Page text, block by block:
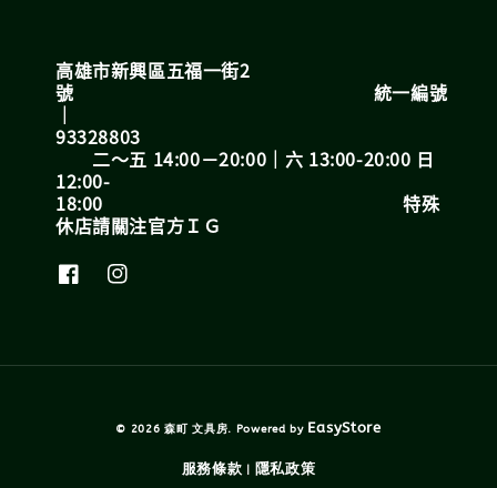
高雄市新興區五福一街2
號 統一編號
｜
93328803
二～五 14:00－20:00｜六 13:00-20:00 日
12:00-
18:00 特殊
休店請關注官方ＩＧ
© 2026 森町 文具房. Powered by EasyStore
服務條款 隱私政策